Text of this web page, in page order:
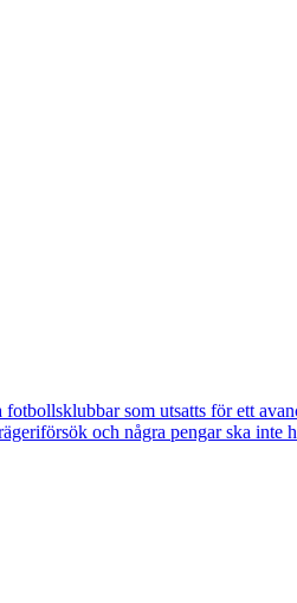
som utsatts för ett
och några pengar ska inte